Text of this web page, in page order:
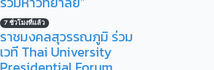
7 ชั่วโมงที่แล้ว
ราชมงคลสุวรรณภูมิ ร่วม
เวที Thai University